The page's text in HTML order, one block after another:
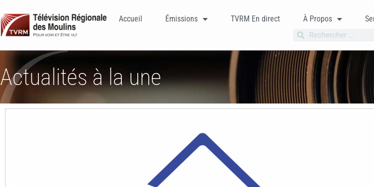
Accueil Émissions TVRM En direct À Propos
Actualités à la une